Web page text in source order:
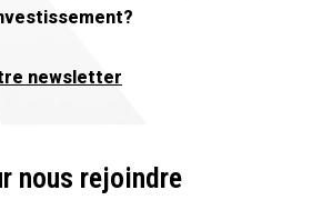
newsletter
nous rejoindre